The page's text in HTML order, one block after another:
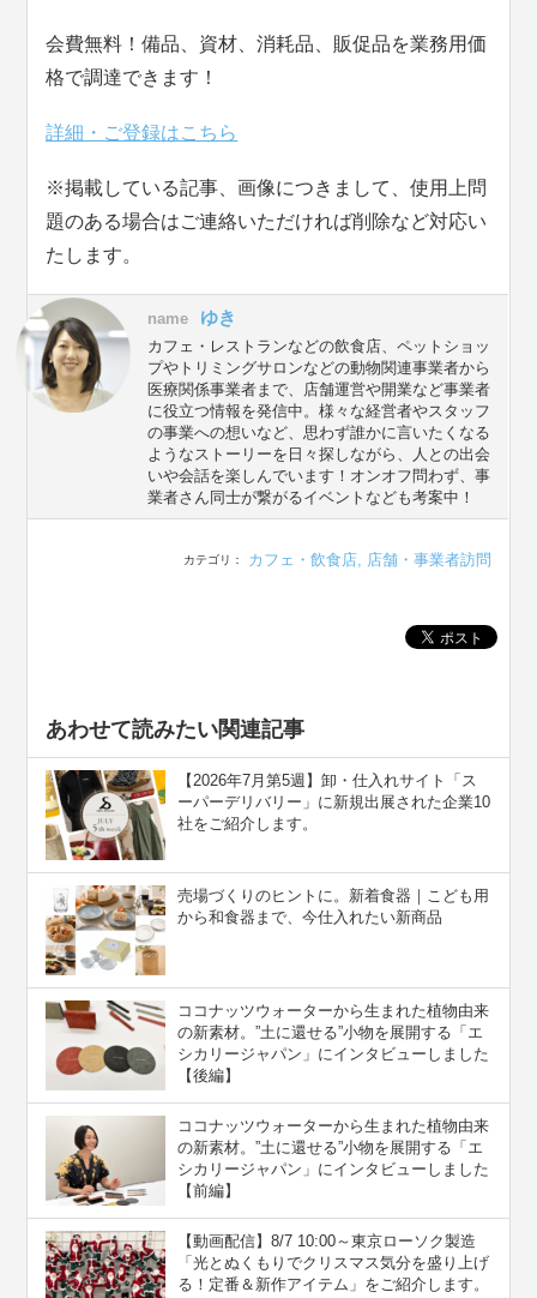
会費無料！備品、資材、消耗品、販促品を業務用価
格で調達できます！
詳細・ご登録はこちら
※掲載している記事、画像につきまして、使用上問
題のある場合はご連絡いただければ削除など対応い
たします。
name ゆき
カフェ・レストランなどの飲食店、ペットショッ
プやトリミングサロンなどの動物関連事業者から
医療関係事業者まで、店舗運営や開業など事業者
に役立つ情報を発信中。様々な経営者やスタッフ
の事業への想いなど、思わず誰かに言いたくなる
ようなストーリーを日々探しながら、人との出会
いや会話を楽しんでいます！オンオフ問わず、事
業者さん同士が繋がるイベントなども考案中！
カテゴリ： カフェ・飲食店, 店舗・事業者訪問
あわせて読みたい関連記事
【2026年7月第5週】卸・仕入れサイト「ス
ーパーデリバリー」に新規出展された企業10
社をご紹介します。
売場づくりのヒントに。新着食器｜こども用
から和食器まで、今仕入れたい新商品
ココナッツウォーターから生まれた植物由来
の新素材。”⼟に還せる”小物を展開する「エ
シカリージャパン」にインタビューしました
【後編】
ココナッツウォーターから生まれた植物由来
の新素材。”⼟に還せる”小物を展開する「エ
シカリージャパン」にインタビューしました
【前編】
【動画配信】8/7 10:00～東京ローソク製造
「光とぬくもりでクリスマス気分を盛り上げ
る！定番＆新作アイテム」をご紹介します。